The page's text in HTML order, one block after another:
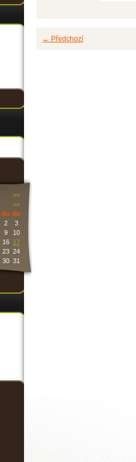
← Předchozí
>>
>>
So Ne
2
3
9
10
16
17
23 24
30 31